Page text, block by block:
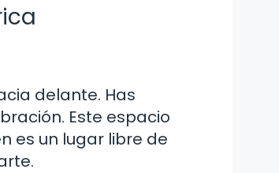
delante. Has
Este espacio
es un lugar libre de